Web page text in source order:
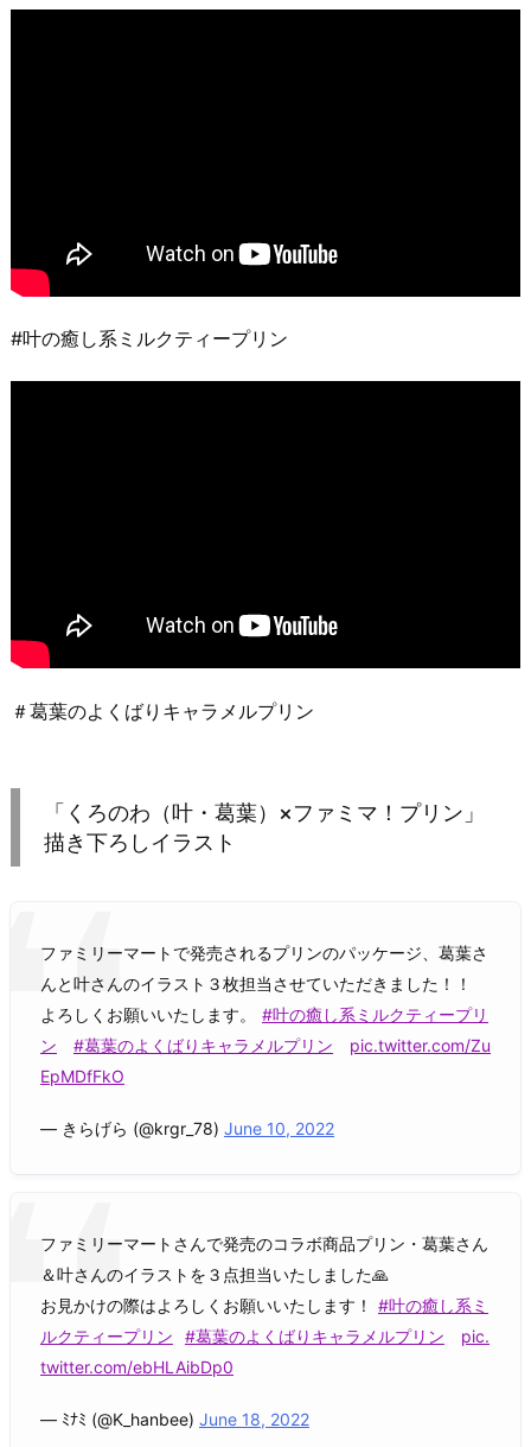
#叶の癒し系ミルクティープリン
＃葛葉のよくばりキャラメルプリン
「くろのわ（叶・葛葉）×ファミマ！プリン」
描き下ろしイラスト
ファミリーマートで発売されるプリンのパッケージ、葛葉さ
んと叶さんのイラスト３枚担当させていただきました！！
よろしくお願いいたします。
#叶の癒し系ミルクティープリ
ン
#葛葉のよくばりキャラメルプリン
pic.twitter.com/Zu
EpMDfFkO
— きらげら (@krgr_78) June 10, 2022
ファミリーマートさんで発売のコラボ商品プリン・葛葉さん
＆叶さんのイラストを３点担当いたしました🙏
お見かけの際はよろしくお願いいたします！
#叶の癒し系ミ
ルクティープリン
#葛葉のよくばりキャラメルプリン
pic.
twitter.com/ebHLAibDp0
— ﾐﾅﾐ (@K_hanbee) June 18, 2022